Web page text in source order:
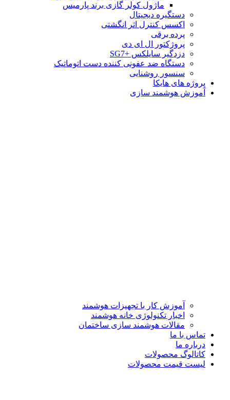
ماژول کولر گازی برند پارمیس
دستگیره دیجیتال
اکسس کنترل اثر انگشتی
پرده برقی
پروژکتور ال ای دی
دزدگیر سایلکس +SG7
دستگاه ضد عفونی کننده دست اتوماتیک
سنسور روشنایی
پروژه های هایکا
آموزش هوشمند سازی
آموزش کار با تجهیزات هوشمند
اخبار تکنولوژی خانه هوشمند
مقالات هوشمند سازی ساختمان
تماس با ما
درباره ما
کاتالوگ محصولات
لیست قیمت محصولات